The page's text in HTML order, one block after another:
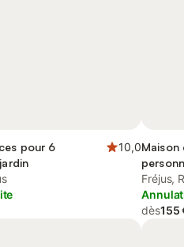
pour 6
10,0Maison
Fréjus,
dès155